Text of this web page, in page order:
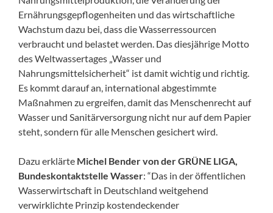
Ernährungsgepflogenheiten und das wirtschaftliche
Wachstum dazu bei, dass die Wasserressourcen
verbraucht und belastet werden. Das diesjährige Motto
des Weltwassertages „Wasser und
Nahrungsmittelsicherheit“ ist damit wichtig und richtig.
Es kommt darauf an, international abgestimmte
Maßnahmen zu ergreifen, damit das Menschenrecht auf
Wasser und Sanitärversorgung nicht nur auf dem Papier
steht, sondern für alle Menschen gesichert wird.
Dazu erklärte Michel Bender von der GRÜNE LIGA,
Bundeskontaktstelle Wasser: “Das in der öffentlichen
Wasserwirtschaft in Deutschland weitgehend
verwirklichte Prinzip kostendeckender